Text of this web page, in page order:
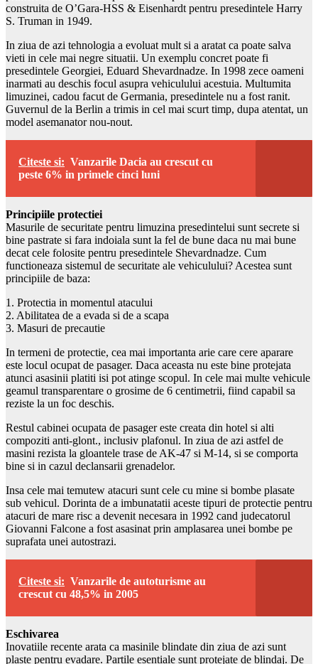
construita de O’Gara-HSS & Eisenhardt pentru presedintele Harry
S. Truman in 1949.
In ziua de azi tehnologia a evoluat mult si a aratat ca poate salva
vieti in cele mai negre situatii. Un exemplu concret poate fi
presedintele Georgiei, Eduard Shevardnadze. In 1998 zece oameni
inarmati au deschis focul asupra vehiculului acestuia. Multumita
limuzinei, cadou facut de Germania, presedintele nu a fost ranit.
Guvernul de la Berlin a trimis in cel mai scurt timp, dupa atentat, un
model asemanator nou-nout.
Citeste si: Vanzarile Dacia au crescut cu
peste 6% in primele cinci luni
Principiile protectiei
Masurile de securitate pentru limuzina presedintelui sunt secrete si
bine pastrate si fara indoiala sunt la fel de bune daca nu mai bune
decat cele folosite pentru presedintele Shevardnadze. Cum
functioneaza sistemul de securitate ale vehiculului? Acestea sunt
principiile de baza:
1. Protectia in momentul atacului
2. Abilitatea de a evada si de a scapa
3. Masuri de precautie
In termeni de protectie, cea mai importanta arie care cere aparare
este locul ocupat de pasager. Daca aceasta nu este bine protejata
atunci asasinii platiti isi pot atinge scopul. In cele mai multe vehicule
geamul transparentare o grosime de 6 centimetrii, fiind capabil sa
reziste la un foc deschis.
Restul cabinei ocupata de pasager este creata din hotel si alti
compoziti anti-glont., inclusiv plafonul. In ziua de azi astfel de
masini rezista la gloantele trase de AK-47 si M-14, si se comporta
bine si in cazul declansarii grenadelor.
Insa cele mai temutew atacuri sunt cele cu mine si bombe plasate
sub vehicul. Dorinta de a imbunatatii aceste tipuri de protectie pentru
atacuri de mare risc a devenit necesara in 1992 cand judecatorul
Giovanni Falcone a fost asasinat prin amplasarea unei bombe pe
suprafata unei autostrazi.
Citeste si: Vanzarile de autoturisme au
crescut cu 48,5% in 2005
Eschivarea
Inovatiile recente arata ca masinile blindate din ziua de azi sunt
plaste pentru evadare. Partile esentiale sunt protejate de blindaj. De